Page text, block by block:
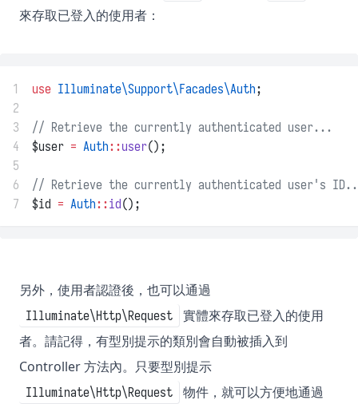
來存取已登入的使用者：
1 use Illuminate\Support\Facades\Auth;
2
3
// Retrieve the currently authenticated user...
4
$user = Auth::user();
5
6
// Retrieve the currently authenticated user's
7
$id = Auth::id();
另外，使用者認證後，也可以通過
Illuminate\Http\Request
實體來存取已登入的使用
者。請記得，有型別提示的類別會自動被插入到
Controller 方法內。只要型別提示
Illuminate\Http\Request
物件，就可以方便地通過